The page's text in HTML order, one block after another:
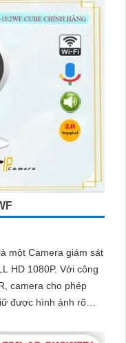
một Camera giám sát
Với công
camera cho phép
được hình ảnh rõ